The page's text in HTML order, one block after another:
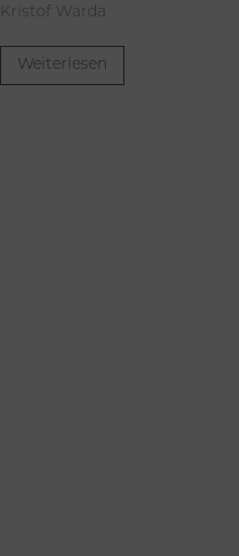
Kristof Warda
Weiterlesen